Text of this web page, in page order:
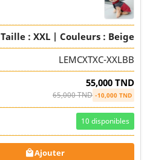
Taille : XXL | Couleurs : Beige
LEMCXTXC-XXLBB
55,000 TND
65,000 TND -10,000 TND
10 disponibles
Ajouter